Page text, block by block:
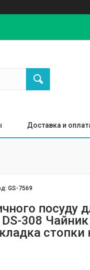
Доставка и
GS-7569
посуду
DS-308
стопки